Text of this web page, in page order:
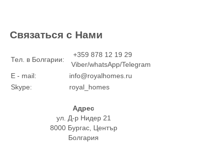
Связаться с Нами
Тел. в Болгарии:
+359 878 12 19 29
Viber/whatsApp/Telegram
E - mail:
info@royalhomes.ru
Skype:
royal_homes
Адрес
ул. Д-р Нидер 21
8000 Бургас, Център
Болгария